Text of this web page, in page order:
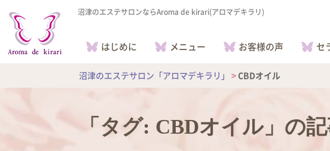
沼津のエステサロンならAroma de kirari(アロマデキラリ)
はじめに メニュー お客様の声 セ
沼津のエステサロン「アロマデキラリ」 >CBDオイル
「タグ: CBDオイル」の